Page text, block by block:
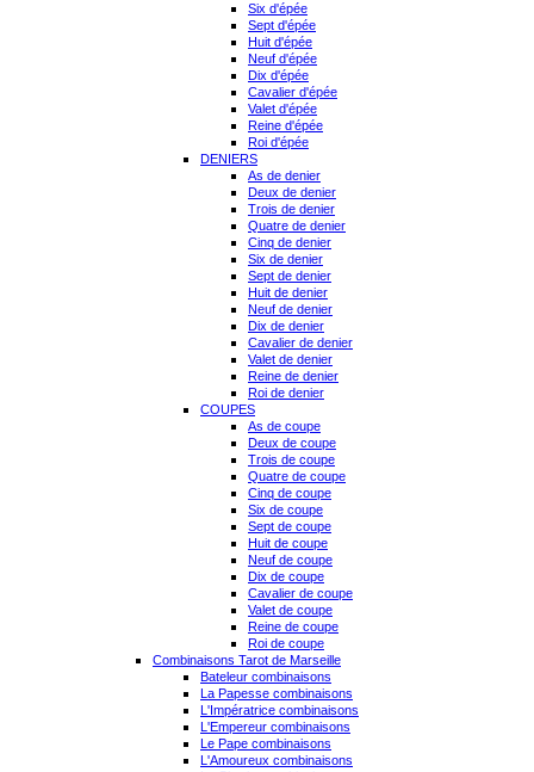
Six d'épée
Sept d'épée
Huit d'épée
Neuf d'épée
Dix d'épée
Cavalier d'épée
Valet d'épée
Reine d'épée
Roi d'épée
DENIERS
As de denier
Deux de denier
Trois de denier
Quatre de denier
Cinq de denier
Six de denier
Sept de denier
Huit de denier
Neuf de denier
Dix de denier
Cavalier de denier
Valet de denier
Reine de denier
Roi de denier
COUPES
As de coupe
Deux de coupe
Trois de coupe
Quatre de coupe
Cinq de coupe
Six de coupe
Sept de coupe
Huit de coupe
Neuf de coupe
Dix de coupe
Cavalier de coupe
Valet de coupe
Reine de coupe
Roi de coupe
Combinaisons Tarot de Marseille
Bateleur combinaisons
La Papesse combinaisons
L'Impératrice combinaisons
L'Empereur combinaisons
Le Pape combinaisons
L'Amoureux combinaisons